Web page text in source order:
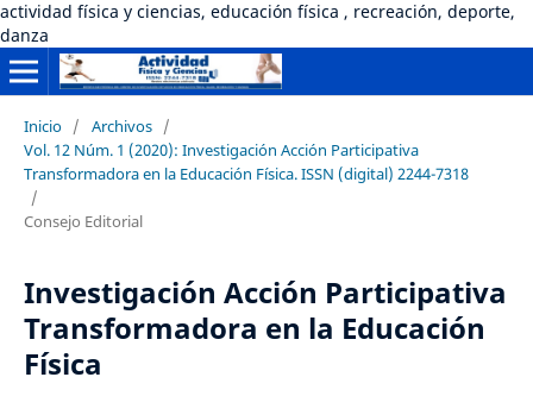
actividad física y ciencias, educación física , recreación, deporte,
danza
Inicio / Archivos /
Vol. 12 Núm. 1 (2020): Investigación Acción Participativa
Transformadora en la Educación Física. ISSN (digital) 2244-7318
/
Consejo Editorial
Investigación Acción Participativa
Transformadora en la Educación
Física